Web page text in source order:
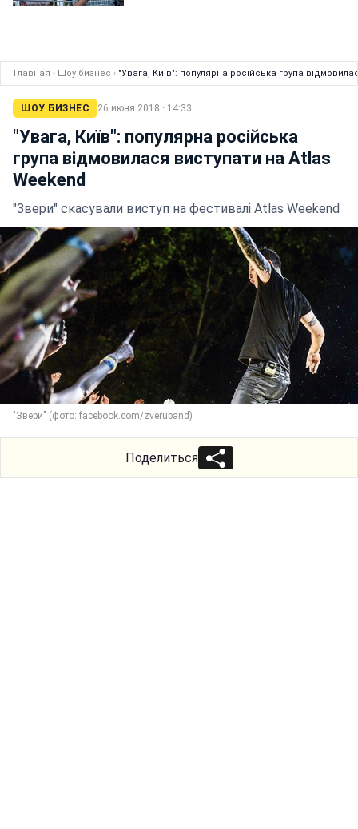
Главная › Шоу бизнес › "Увага, Київ": популярна російська група
ШОУ БИЗНЕС 26 июня 2018 · 14:33
"Увага, Київ": популярна російська
група відмовилася виступати на Atlas
Weekend
"Звери" скасували виступ на фестивалі Atlas Weekend
"Звери" (фото: facebook.com/zveruband)
Поделиться